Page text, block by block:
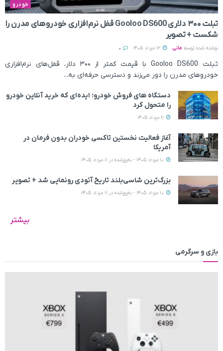
خودرو
تبلت ۳۰۰ دلاری Gooloo DS600 قفل نرم‌افزاری خودروهای مدرن را
شکست + تصویر
نوشته شده توسط مانی
تبلت Gooloo DS600 با قیمت کمتر از ۳۰۰ دلار، قفل‌های نرم‌افزاری
خودروهای مدرن را دور می‌زند و دسترسی حرفه‌ای به...
دستگاه های فروش خودرو؛ ایده‌ای که خرید آنلاین خودرو
را متحول کرد
آغاز فعالیت نخستین تاکسی خودران بدون فرمان در
آمریکا
بزرگ‌ترین شاسی‌بلند تاریخ آئودی رونمایی شد + تصویر
بیشتر
بازی و سرگرمی